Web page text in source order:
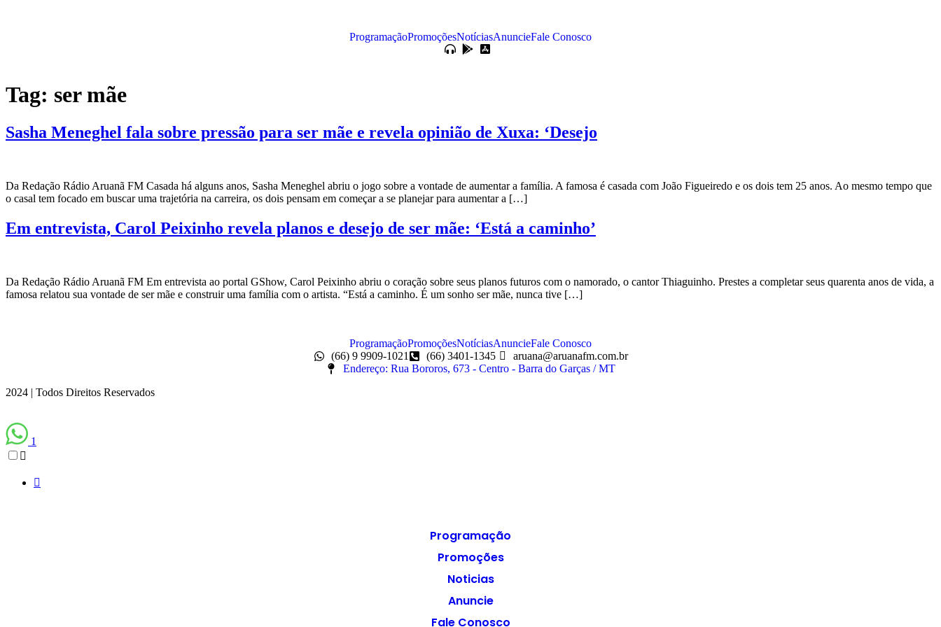
ProgramaçãoPromoçõesNotíciasAnuncieFale Conosco
Tag: ser mãe
Sasha Meneghel fala sobre pressão para ser mãe e revela opinião de Xuxa: ‘Desejo
Da Redação Rádio Aruanã FM Casada há alguns anos, Sasha Meneghel abriu o jogo sobre a vontade de aumentar a família. A famosa é casada com João Figueiredo e os dois tem 25 anos. Ao mesmo tempo que
o casal tem focado em buscar uma trajetória na carreira, os dois pensam em começar a se planejar para aumentar a […]
Em entrevista, Carol Peixinho revela planos e desejo de ser mãe: ‘Está a caminho’
Da Redação Rádio Aruanã FM Em entrevista ao portal GShow, Carol Peixinho abriu o coração sobre seus planos futuros com o namorado, o cantor Thiaguinho. Prestes a completar seus quarenta anos de vida, a
famosa relatou sua vontade de ser mãe e construir uma família com o artista. “Está a caminho. É um sonho ser mãe, nunca tive […]
ProgramaçãoPromoçõesNotíciasAnuncieFale Conosco
(66) 9 9909-1021
(66) 3401-1345
aruana@aruanafm.com.br
Endereço: Rua Bororos, 673 - Centro - Barra do Garças / MT
2024 | Todos Direitos Reservados
1
Programação
Promoções
Noticias
Anuncie
Fale Conosco